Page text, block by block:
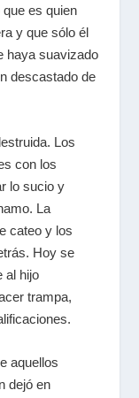
es quien
y que sólo él
haya suavizado
descastado de
Los
con los
lo sucio y
La
cateo y los
Hoy se
al hijo
trampa,
aquellos
dejó en